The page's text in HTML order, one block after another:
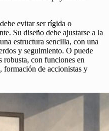
evitar ser rígida o
Su diseño debe ajustarse a la
estructura sencilla, con una
y seguimiento. O puede
robusta, con funciones en
formación de accionistas y